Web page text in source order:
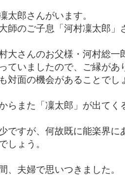
太郎さんがいます。
師のご子息「河村凜太郎」
大さんのお父様・河村総一
ていましたので、ご縁があ
対面の機会があることでし
らまた「凜太郎」が出てく
ですが、何故既に能楽界に
しょう。
、夫婦で思いつきました。